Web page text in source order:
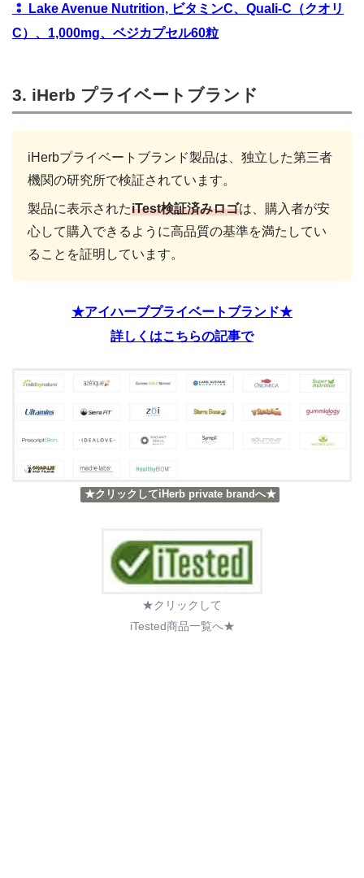
⁑ Lake Avenue Nutrition, ビタミンC、Quali-C（クオリ
C）、1,000mg、ベジカプセル60粒
3. iHerb プライベートブランド
iHerbプライベートブランド製品は、独立した第三者
機関の研究所で検証されています。
製品に表示されたiTest検証済みロゴは、購入者が安
心して購入できるように高品質の基準を満たしてい
ることを証明しています。
★アイハーブプライベートブランド★
詳しくはこちらの記事で
★クリックしてiHerb private brandへ★
★クリックして
iTested商品一覧へ★